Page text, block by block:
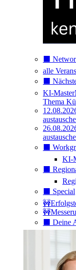
⬛️
alle
⬛️
KI-
Thema
⬛️
KI-
⬛️
⬛️ Special
⬛️ Deine